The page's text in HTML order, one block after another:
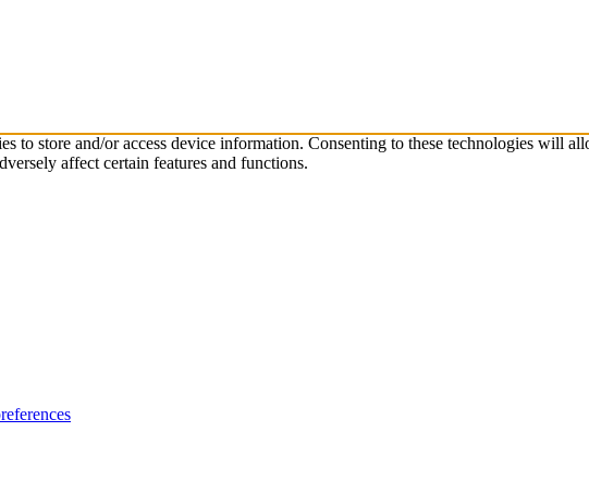
to store and/or access device information. Consenting to these technologies will
affect certain features and functions.